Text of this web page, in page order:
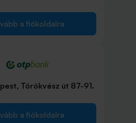
a fiókoldalra
Törökvész út 87-91.
a fiókoldalra